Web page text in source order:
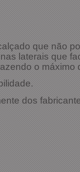
que não
laterais que
o máximo
dos